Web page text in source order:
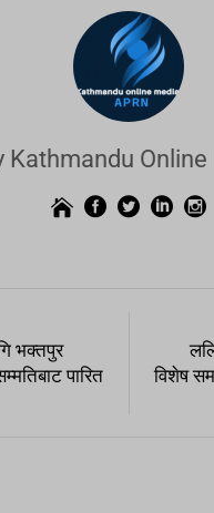
Kathmandu
भक्तपुर
पारित
विशेष